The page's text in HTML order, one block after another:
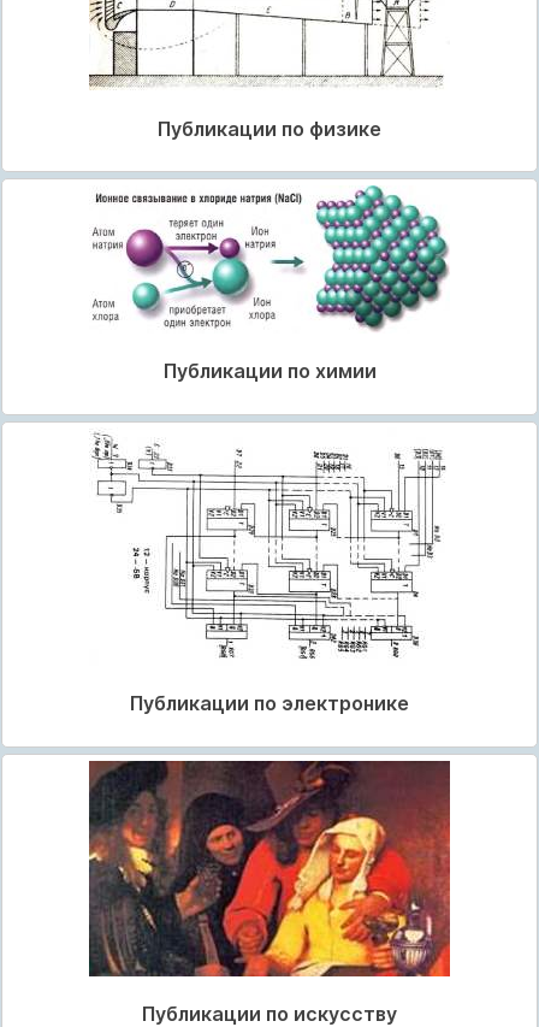
Публикации по физике
Публикации по химии
Публикации по электронике
Публикации по искусству